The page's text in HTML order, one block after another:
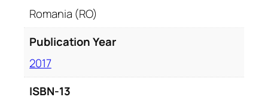
Romania (RO)
Publication Year
2017
ISBN-13